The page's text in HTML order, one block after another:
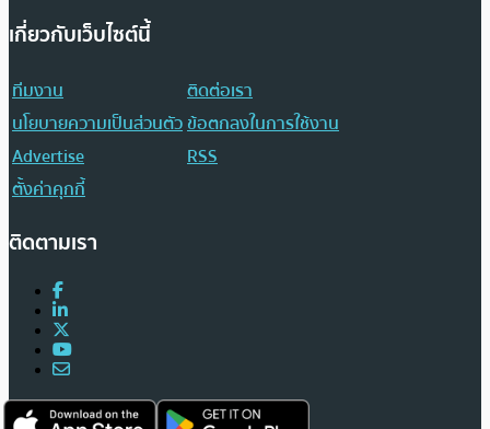
เกี่ยวกับเว็บไซต์นี้
ทีมงาน
ติดต่อเรา
นโยบายความเป็นส่วนตัวข้อตกลงในการใช้งาน
Advertise
RSS
ตั้งค่าคุกกี้
ติดตามเรา